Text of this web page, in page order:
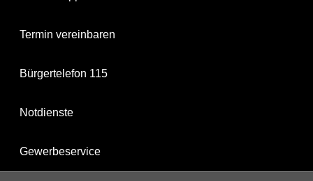
Termin vereinbaren
Bürgertelefon 115
Notdienste
Gewerbeservice